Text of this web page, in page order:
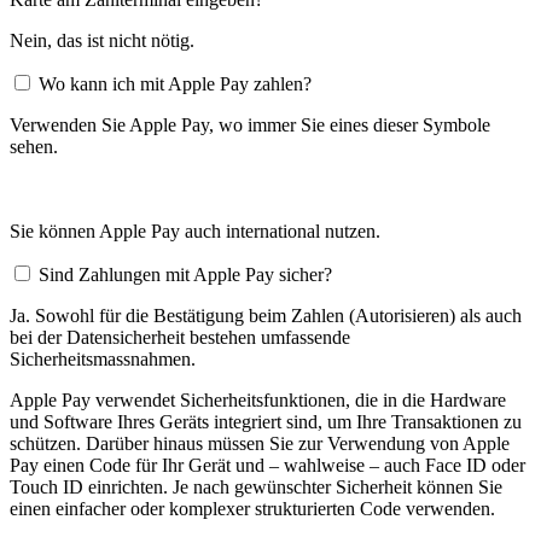
Nein, das ist nicht nötig.
Wo kann ich mit Apple Pay zahlen?
Verwenden Sie Apple Pay, wo immer Sie eines dieser Symbole
sehen.
Sie können Apple Pay auch international nutzen.
Sind Zahlungen mit Apple Pay sicher?
Ja. Sowohl für die Bestätigung beim Zahlen (Autorisieren) als auch
bei der Datensicherheit bestehen umfassende
Sicherheitsmassnahmen.
Apple Pay verwendet Sicherheitsfunktionen, die in die Hardware
und Software Ihres Geräts integriert sind, um Ihre Transaktionen zu
schützen. Darüber hinaus müssen Sie zur Verwendung von Apple
Pay einen Code für Ihr Gerät und – wahlweise – auch Face ID oder
Touch ID einrichten. Je nach gewünschter Sicherheit können Sie
einen einfacher oder komplexer strukturierten Code verwenden.